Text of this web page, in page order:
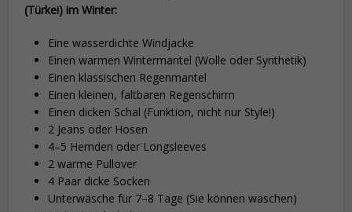
(Türkei) im Winter:
Eine wasserdichte Windjacke
Einen warmen Wintermantel (Wolle oder Synthetik)
Einen klassischen Regenmantel
Einen kleinen, faltbaren Regenschirm
Einen dicken Schal (Funktion, nicht nur Style!)
2 Jeans oder Hosen
4–5 Hemden oder Longsleeves
2 warme Pullover
4 Paar dicke Socken
Unterwäsche für 7–8 Tage (Sie können waschen)